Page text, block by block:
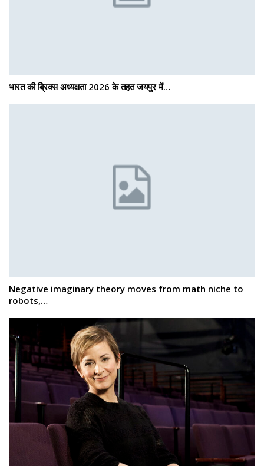
भारत की ब्रिक्‍स अध्यक्षता 2026 के तहत जयपुर में…
Negative imaginary theory moves from math niche to
robots,…